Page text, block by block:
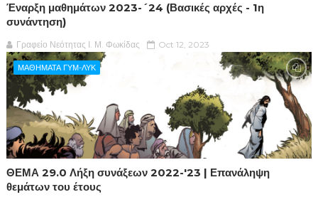
Έναρξη μαθημάτων 2023-´24 (Βασικές αρχές - 1η
συνάντηση)
Γραφείο Νεότητας Ι. Μ. Φωκίδας Oct 12, 2023
ΜΑΘΗΜΑΤΑ ΓΥΜ-ΛΥΚ
ΘΕΜΑ 29.0 Λήξη συνάξεων 2022-'23 | Επανάληψη
θεμάτων του έτους